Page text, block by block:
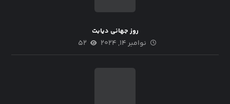
روز جهانی دیابت
نوامبر ۱۴, ۲۰۲۴ ۵۲